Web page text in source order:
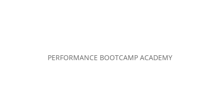
PERFORMANCE BOOTCAMP ACADEMY